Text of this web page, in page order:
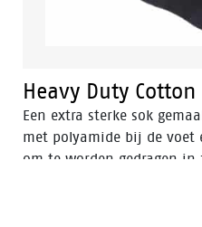
Heavy Duty Cotton
Een extra sterke sok
met polyamide bij de voet
om te worden gedragen in